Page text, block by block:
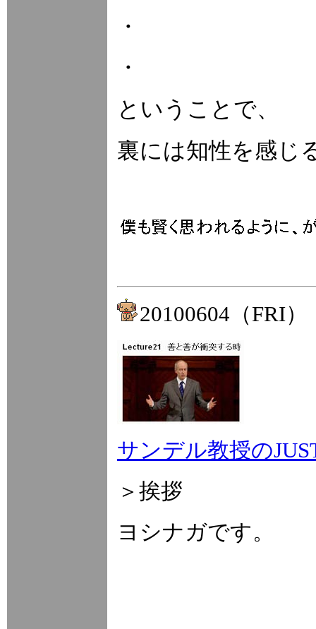
・
・
ということで、
裏には知性を感じ
20100604（FRI）
サンデル教授の
＞挨拶
ヨシナガです。